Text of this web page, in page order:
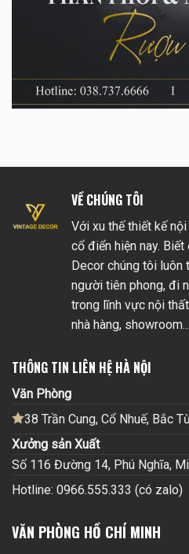
VỀ CHÚNG TÔI
Với xu thế thiết kế
cổ điển hiện nay.
Decor chúng tôi
người tiên phong, đi
trong lĩnh vực nội
nhà hàng, showroom…
THÔNG TIN LIÊN HỆ HÀ NỘI
Văn Phòng
38 Trần Cung, Cổ Nhuế, Bắc
Xưởng sản Xuất
Số 116 Đường 14, Phú Nghĩa,
Hotline: 0966.555.333 (có zalo)
VĂN PHÒNG HỒ CHÍ MINH